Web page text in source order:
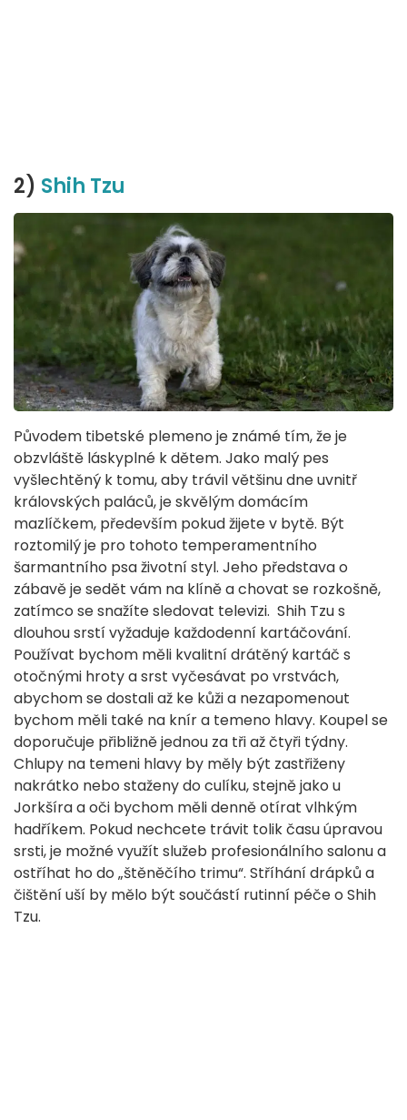
2) Shih Tzu
Původem tibetské plemeno je známé tím, že je
obzvláště láskyplné k dětem. Jako malý pes
vyšlechtěný k tomu, aby trávil většinu dne uvnitř
královských paláců, je skvělým domácím
mazlíčkem, především pokud žijete v bytě. Být
roztomilý je pro tohoto temperamentního
šarmantního psa životní styl. Jeho představa o
zábavě je sedět vám na klíně a chovat se rozkošně,
zatímco se snažíte sledovat televizi. Shih Tzu s
dlouhou srstí vyžaduje každodenní kartáčování.
Používat bychom měli kvalitní drátěný kartáč s
otočnými hroty a srst vyčesávat po vrstvách,
abychom se dostali až ke kůži a nezapomenout
bychom měli také na knír a temeno hlavy. Koupel se
doporučuje přibližně jednou za tři až čtyři týdny.
Chlupy na temeni hlavy by měly být zastřiženy
nakrátko nebo staženy do culíku, stejně jako u
Jorkšíra a oči bychom měli denně otírat vlhkým
hadříkem. Pokud nechcete trávit tolik času úpravou
srsti, je možné využít služeb profesionálního salonu a
ostříhat ho do „štěněčího trimu“. Stříhání drápků a
čištění uší by mělo být součástí rutinní péče o Shih
Tzu.